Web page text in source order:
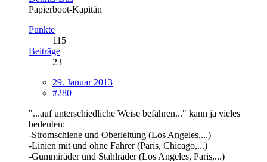
Papierboot-Kapitän
Punkte
115
Beiträge
23
29. Januar 2013
#280
"...auf unterschiedliche Weise befahren..." kann ja vieles
bedeuten:
-Stromschiene und Oberleitung (Los Angeles,...)
-Linien mit und ohne Fahrer (Paris, Chicago,...)
-Gummiräder und Stahlräder (Los Angeles, Paris,...)